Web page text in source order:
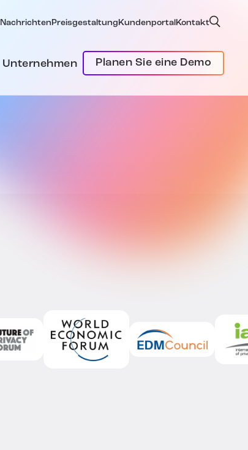
Nachrichten Preisgestaltung Kundenportal Kontakt
Unternehmen Planen Sie eine Demo